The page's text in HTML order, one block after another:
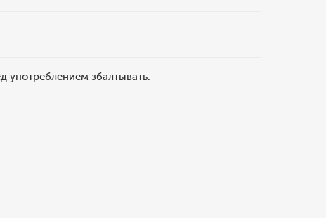
употреблением збалтывать.